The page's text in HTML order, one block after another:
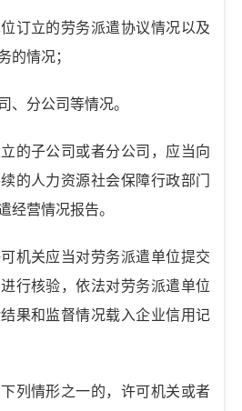
立的劳务派遣协议情况以及
的情况；
分公司等情况。
子公司或者分公司，应当向
的人力资源社会保障行政部门
经营情况报告。
关应当对劳务派遣单位提交
行核验，依法对劳务派遣单位
果和监督情况载入企业信用记
情形之一的，许可机关或者